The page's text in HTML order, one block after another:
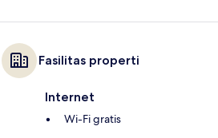
Fasilitas properti
Internet
Wi-Fi gratis